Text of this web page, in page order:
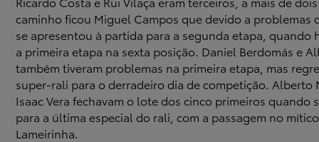
caminho ficou Miguel Campos que devido a problemas
se apresentou à partida para a segunda etapa, quando
a primeira etapa na sexta posição. Daniel Berdomás e
também tiveram problemas na primeira etapa, mas
super-rali para o derradeiro dia de competição. Alberto
Isaac Vera fechavam o lote dos cinco primeiros quando
para a última especial do rali, com a passagem no
Lameirinha.